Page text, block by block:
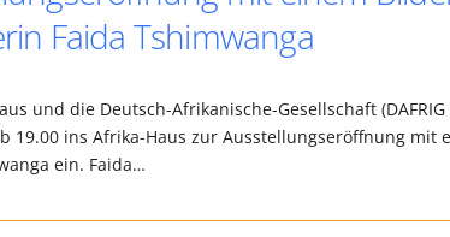
Faida Tshimwanga
und die Deutsch-Afrikanische-Gesellschaft
19.00 ins Afrika-Haus zur Ausstellungseröffnung
ein. Faida…